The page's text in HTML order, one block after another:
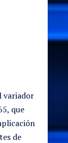
variador
que
de